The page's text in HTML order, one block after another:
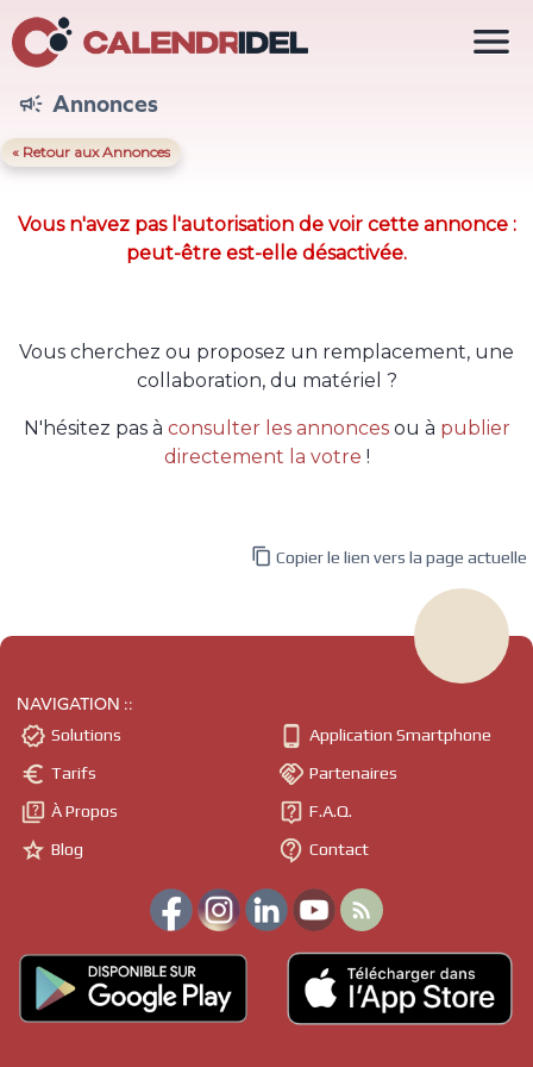
 Annonces
« Retour aux Annonces
Vous n'avez pas l'autorisation de voir cette annonce :
peut-être est-elle désactivée.
Vous cherchez ou proposez un remplacement, une
collaboration, du matériel ?
N'hésitez pas à consulter les annoncesou à publier
directement la votre !

 Copier le lien vers la page actuelle
NAVIGATION ::
 Solutions
 Tarifs
 À Propos
 Blog
 Application Smartphone
 Partenaires
 F.A.Q.
 Contact
